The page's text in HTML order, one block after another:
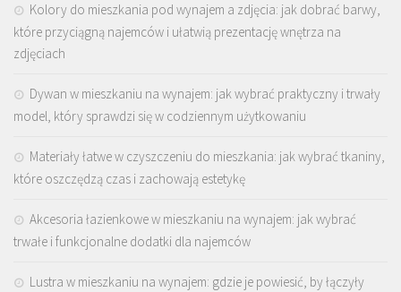
Kolory do mieszkania pod wynajem a zdjęcia: jak dobrać barwy,
które przyciągną najemców i ułatwią prezentację wnętrza na
zdjęciach
Dywan w mieszkaniu na wynajem: jak wybrać praktyczny i trwały
model, który sprawdzi się w codziennym użytkowaniu
Materiały łatwe w czyszczeniu do mieszkania: jak wybrać tkaniny,
które oszczędzą czas i zachowają estetykę
Akcesoria łazienkowe w mieszkaniu na wynajem: jak wybrać
trwałe i funkcjonalne dodatki dla najemców
Lustra w mieszkaniu na wynajem: gdzie je powiesić, by łączyły